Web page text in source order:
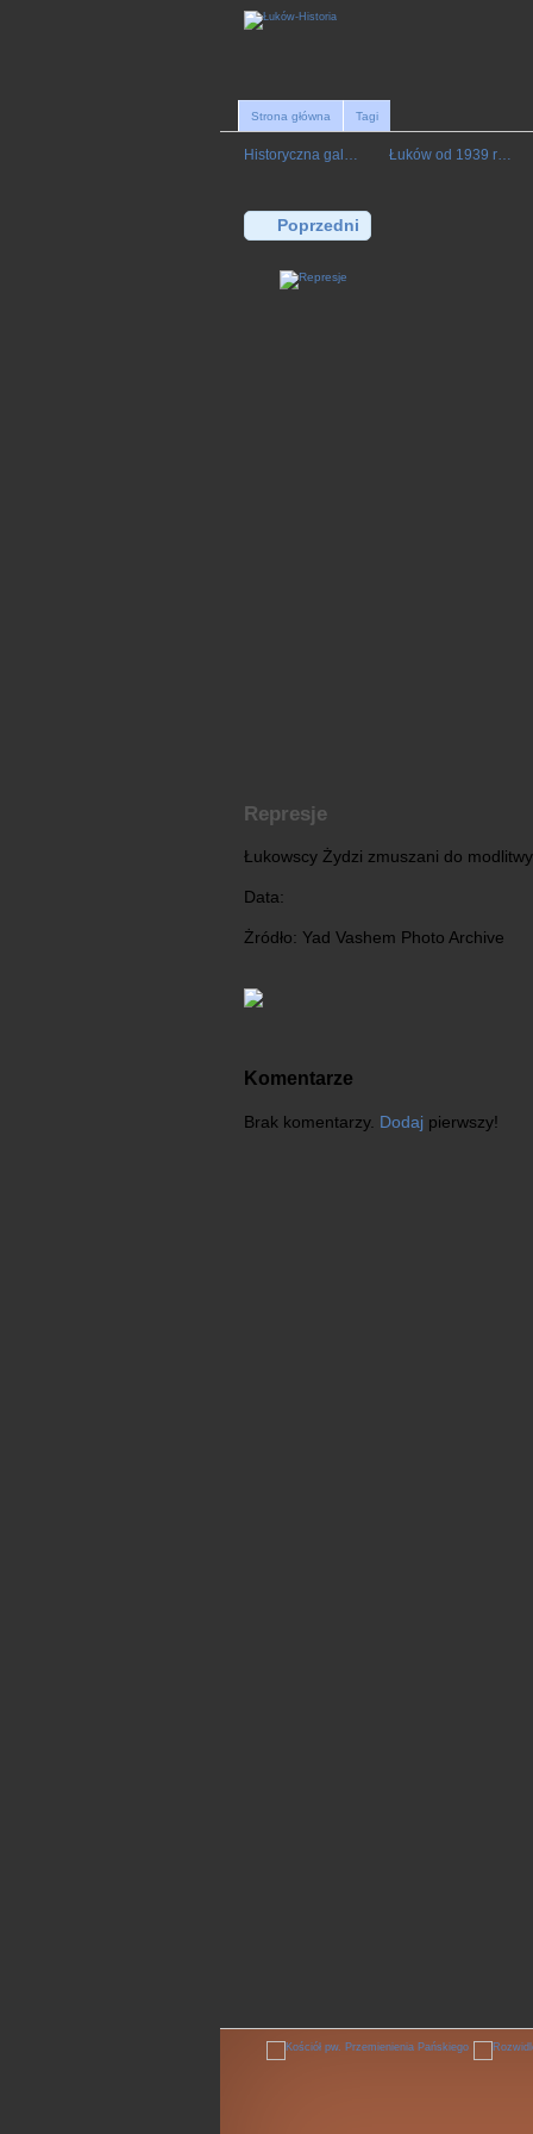
Strona główna Tagi
Historyczna gal… Łuków od 1939 r…
Poprzedni
Represje
Łukowscy Żydzi zmuszani do
Data:
Żródło: Yad Vashem Photo Archive
Komentarze
Brak komentarzy. Dodaj pierwszy!